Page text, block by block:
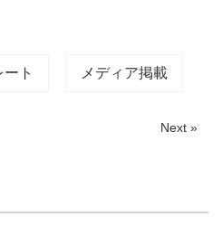
ト メディア掲載
Next »